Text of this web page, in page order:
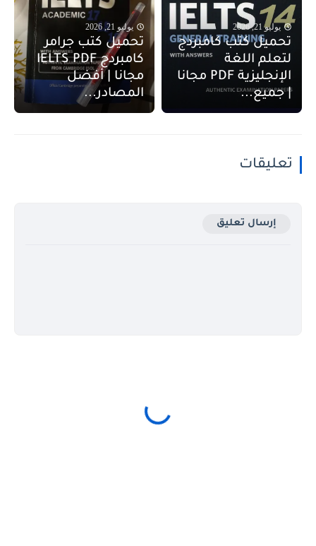
يوليو 21, 2026
تحميل كتب كامبردج
لتعلم اللغة
الإنجليزية PDF مجانا
| جميع...
يوليو 21, 2026
تحميل كتب جرامر
كامبردج IELTS PDF
مجانا | أفضل
المصادر...
تعليقات
إرسال تعليق